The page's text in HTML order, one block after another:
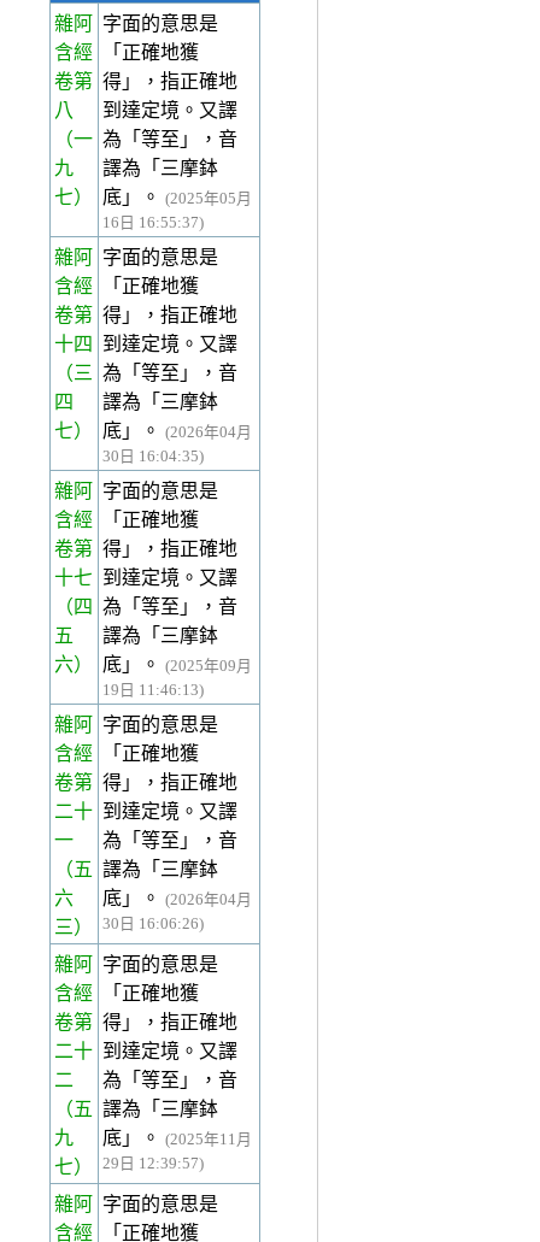
雜阿
含經
卷第
八
（一
九
七）
字面的意思是
「正確地獲
得」，指正確地
到達定境。又譯
為「等至」，音
譯為「三摩鉢
底」。
(2025年05月
16日 16:55:37)
雜阿
含經
卷第
十四
（三
四
七）
字面的意思是
「正確地獲
得」，指正確地
到達定境。又譯
為「等至」，音
譯為「三摩鉢
底」。
(2026年04月
30日 16:04:35)
雜阿
含經
卷第
十七
（四
五
六）
字面的意思是
「正確地獲
得」，指正確地
到達定境。又譯
為「等至」，音
譯為「三摩鉢
底」。
(2025年09月
19日 11:46:13)
雜阿
含經
卷第
二十
一
（五
六
三）
字面的意思是
「正確地獲
得」，指正確地
到達定境。又譯
為「等至」，音
譯為「三摩鉢
底」。
(2026年04月
30日 16:06:26)
雜阿
含經
卷第
二十
二
（五
九
七）
字面的意思是
「正確地獲
得」，指正確地
到達定境。又譯
為「等至」，音
譯為「三摩鉢
底」。
(2025年11月
29日 12:39:57)
雜阿
含經
字面的意思是
「正確地獲